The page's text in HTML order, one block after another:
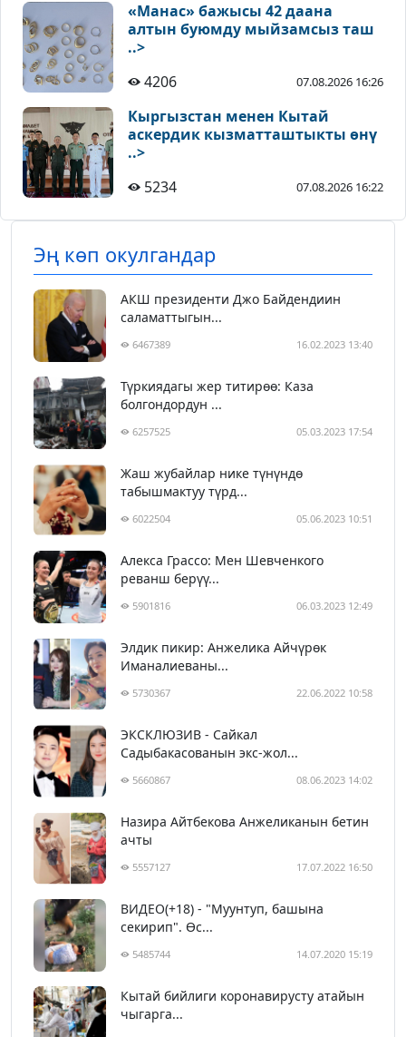
«Манас» бажысы 42 даана
алтын буюмду мыйзамсыз таш
..>
4206
07.08.2026 16:26
Кыргызстан менен Кытай
аскердик кызматташтыкты өнү
..>
5234
07.08.2026 16:22
Эң көп окулгандар
АКШ президенти Джо Байдендиин
саламаттыгын...
6467389 16.02.2023 13:40
Түркиядагы жер титирөө: Каза
болгондордун ...
6257525 05.03.2023 17:54
Жаш жубайлар нике түнүндө
табышмактуу түрд...
6022504 05.06.2023 10:51
Алекса Грассо: Мен Шевченкого
реванш берүү...
5901816 06.03.2023 12:49
Элдик пикир: Анжелика Айчүрөк
Иманалиеваны...
5730367 22.06.2022 10:58
ЭКСКЛЮЗИВ - Сайкал
Садыбакасованын экс-жол...
5660867 08.06.2023 14:02
Назира Айтбекова Анжеликанын бетин
ачты
5557127 17.07.2022 16:50
ВИДЕО(+18) - "Муунтуп, башына
секирип". Өс...
5485744 14.07.2020 15:19
Кытай бийлиги коронавирусту атайын
чыгарга...